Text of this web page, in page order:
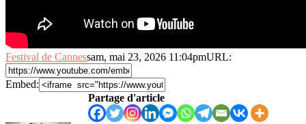
Festival de Cannessam, mai 23, 2026 11:04pmURL:
Embed:
Partage d'article